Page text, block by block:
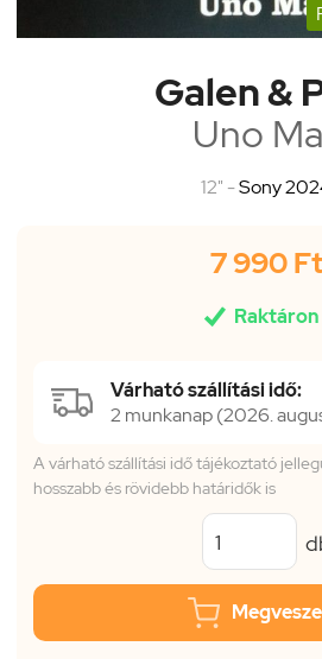
Galen &
Uno
12" -Sony
7 990 Ft
 Raktáron
Várható szállítási idő:
2 munkanap (2026.
A várható szállítási idő tájékoztató
hosszabb és rövidebb határidők is